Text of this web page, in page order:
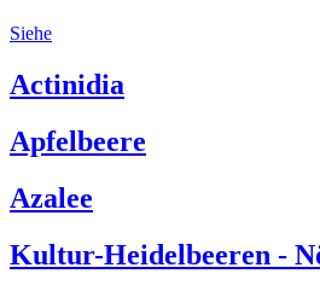
Siehe
Actinidia
Apfelbeere
Azalee
Kultur-Heidelbeeren -